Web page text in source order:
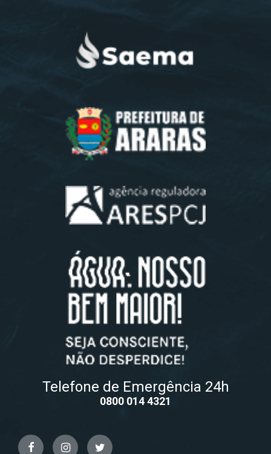
Telefone de Emergência 24h
0800 014 4321